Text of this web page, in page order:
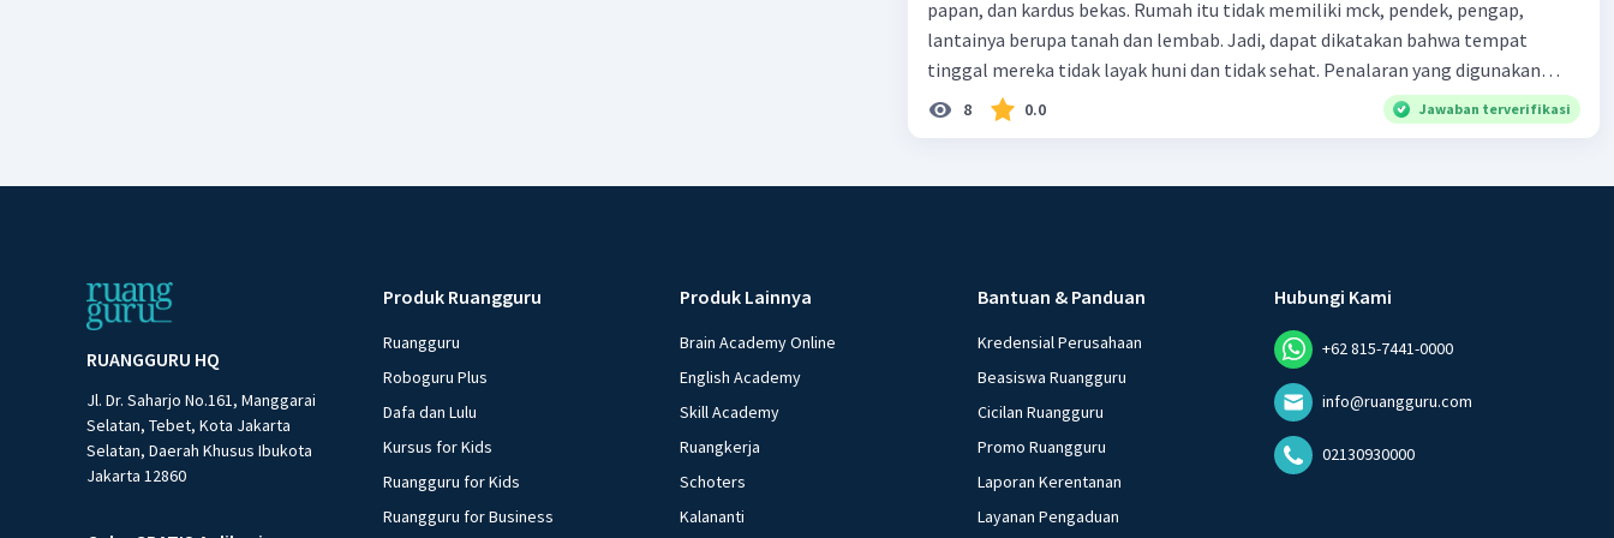
papan, dan kardus bekas. Rumah itu tidak memiliki mck, pendek, pengap,
lantainya berupa tanah dan lembab. Jadi, dapat dikatakan bahwa tempat
tinggal mereka tidak layak huni dan tidak sehat. Penalaran yang digunakan
dalam paragraf tersebut adalah . . . .
8 0.0 Jawaban terverifikasi
RUANGGURU HQ
Jl. Dr. Saharjo No.161, Manggarai
Selatan, Tebet, Kota Jakarta
Selatan, Daerah Khusus Ibukota
Jakarta 12860
Produk Ruangguru
Ruangguru
Roboguru Plus
Dafa dan Lulu
Kursus for Kids
Ruangguru for Kids
Ruangguru for Business
Produk Lainnya
Brain Academy Online
English Academy
Skill Academy
Ruangkerja
Schoters
Kalananti
Bantuan & Panduan
Kredensial Perusahaan
Beasiswa Ruangguru
Cicilan Ruangguru
Promo Ruangguru
Laporan Kerentanan
Layanan Pengaduan
Hubungi Kami
+62 815-7441-0000
info@ruangguru.com
02130930000